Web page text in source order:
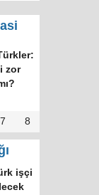
zor
7 8
işçi